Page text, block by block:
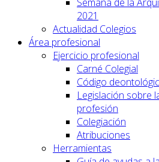
2021
Actualidad Colegios
Área profesional
Ejercicio profesional
Carné Colegial
Código
Legislación sobre
profesión
Colegiación
Atribuciones
Herramientas